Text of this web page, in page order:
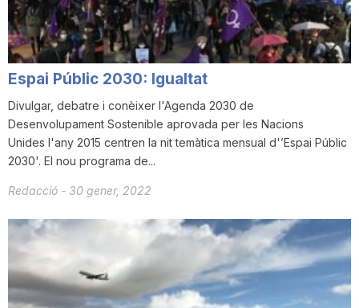
u
a
t
e
Espai Públic 2030: Igualtat
Divulgar, debatre i conèixer l'Agenda 2030 de
Desenvolupament Sostenible aprovada per les Nacions
Unides l'any 2015 centren la nit temàtica mensual d'’Espai Públic
2030'. El nou programa de...
Redacció - 30 gener, 2022